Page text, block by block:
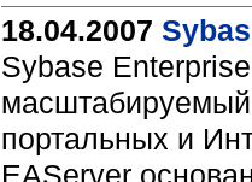
18.04.2007
Sybase
портальных и
EAServer